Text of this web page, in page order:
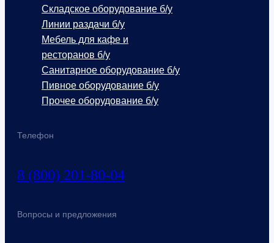
Телефон
8 (800) 201-80-04
Вопросы и предложения
Складское оборудование б/у
Линии раздачи б/у
Мебель для кафе и
ресторанов б/у
Санитарное оборудование б/у
Пивное оборудование б/у
Прочее оборудование б/у